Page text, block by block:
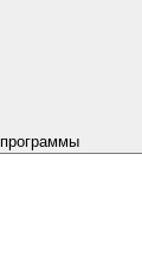
программы